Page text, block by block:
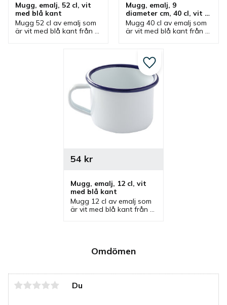
Omdömen
Du
Mugg, emalj, 52 cl, vit
med blå kant
Mugg 52 cl av emalj som
är vit med blå kant från
Mugg, emalj, 9
diameter cm, 40 cl, vit
med blå kant
Mugg 40 cl av emalj som
är vit med blå kant från
produkter finns. Muggen
är även intressant som
skål.
Mugg, emalj, 12 cl, vit
med blå kant
Mugg 12 cl av emalj som
är vit med blå kant från
54 kr
Lägg till i favoriter